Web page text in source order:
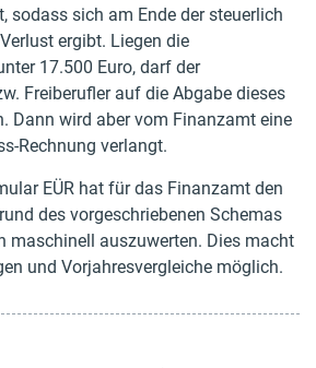
sodass sich am Ende der steuerlich
ergibt. Liegen die
17.500 Euro, darf der
Freiberufler auf die Abgabe dieses
Dann wird aber vom Finanzamt eine
Rechnung verlangt.
EÜR hat für das Finanzamt den
des vorgeschriebenen Schemas
maschinell auszuwerten. Dies macht
und Vorjahresvergleiche möglich.